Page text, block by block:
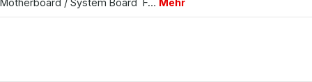
Motherboard / System Board F… Mehr